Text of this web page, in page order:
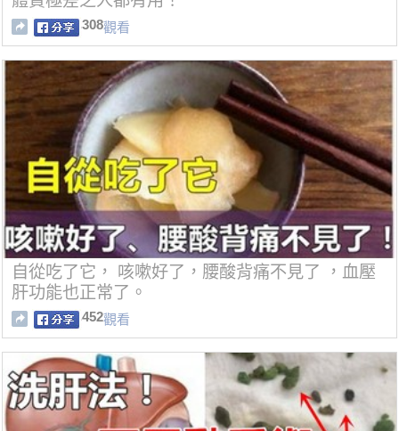
308觀看
自從吃了它， 咳嗽好了，腰酸背痛不見了 ，血壓
肝功能也正常了。
452觀看